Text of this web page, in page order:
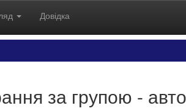
Довідка
за групою -